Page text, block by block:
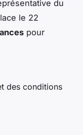
du
le 22
pour
des conditions